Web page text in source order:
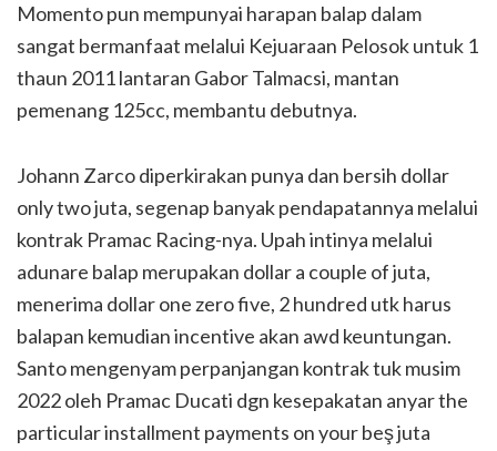
Momento pun mempunyai harapan balap dalam
sangat bermanfaat melalui Kejuaraan Pelosok untuk 1
thaun 2011 lantaran Gabor Talmacsi, mantan
pemenang 125cc, membantu debutnya.
Johann Zarco diperkirakan punya dan bersih dollar
only two juta, segenap banyak pendapatannya melalui
kontrak Pramac Racing-nya. Upah intinya melalui
adunare balap merupakan dollar a couple of juta,
menerima dollar one zero five, 2 hundred utk harus
balapan kemudian incentive akan awd keuntungan.
Santo mengenyam perpanjangan kontrak tuk musim
2022 oleh Pramac Ducati dgn kesepakatan anyar the
particular installment payments on your beş juta